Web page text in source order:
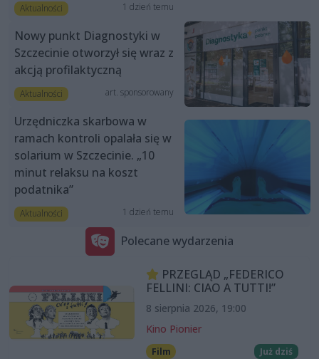
Aktualności 1 dzień temu
Nowy punkt Diagnostyki w
Szczecinie otworzył się wraz z
akcją profilaktyczną
Aktualności art. sponsorowany
Urzędniczka skarbowa w
ramach kontroli opalała się w
solarium w Szczecinie. „10
minut relaksu na koszt
podatnika”
Aktualności 1 dzień temu
Polecane wydarzenia
PRZEGLĄD „FEDERICO
FELLINI: CIAO A TUTTI!”
8 sierpnia 2026, 19:00
Kino Pionier
Film Już dziś